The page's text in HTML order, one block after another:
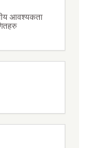
आवश्यकता